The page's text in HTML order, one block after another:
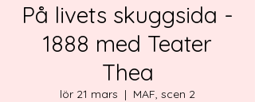
På livets skuggsida -
1888 med Teater
Thea
lör 21 mars
  |
MAF, scen 2